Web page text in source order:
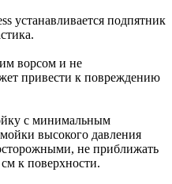
устанавливается подпятник
ворсом и не
привести к повреждению
с минимальным
высокого давления
не приближать
к поверхности.